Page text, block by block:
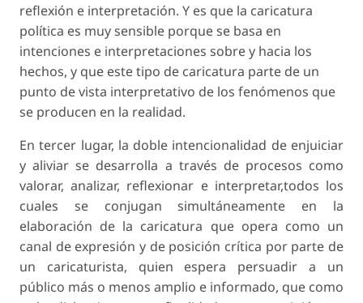
reflexión e interpretación. Y es que la caricatura
política es muy sensible porque se basa en
intenciones e interpretaciones sobre y hacia los
hechos, y que este tipo de caricatura parte de un
punto de vista interpretativo de los fenómenos que
se producen en la realidad.
En tercer lugar, la doble intencionalidad de enjuiciar
y aliviar se desarrolla a través de procesos como
valorar, analizar, reflexionar e interpretar,todos los
cuales se conjugan simultáneamente en la
elaboración de la caricatura que opera como un
canal de expresión y de posición crítica por parte de
un caricaturista, quien espera persuadir a un
público más o menos amplio e informado, que como